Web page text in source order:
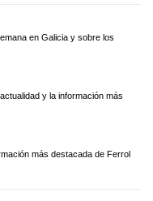
en Galicia y sobre los
y la información más
más destacada de Ferrol